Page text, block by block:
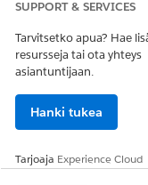
SUPPORT & SERVICES
Tarvitsetko apua? Hae
resursseja tai ota yhteys
asiantuntijaan.
Hanki tukea
Tarjoaja Experience Cloud